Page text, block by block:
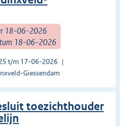
18-06-2026
18-06-2026
t/m 17-06-2026
Giessendam
toezichthouder